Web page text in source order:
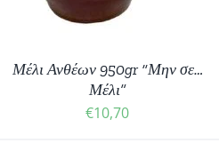
Μέλι Ανθέων 950gr “Μην σε…
Μέλι”
€10,70